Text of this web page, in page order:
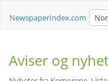
NewspaperIndex.com
Aviser og